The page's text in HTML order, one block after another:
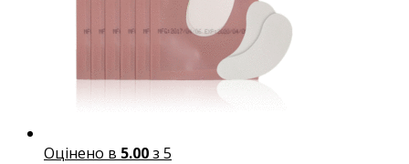
Оцінено в 5.00з 5